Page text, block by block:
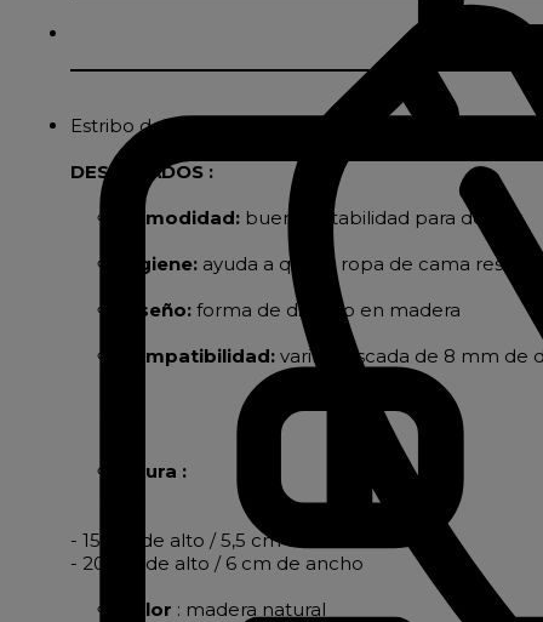
Estribo de madera diábolo
DESTACADOS :
Comodidad: buena estabilidad para dormir
Higiene: ayuda a que la ropa de cama
Diseño: forma de diábolo en madera
Compatibilidad: varilla roscada de 8 mm de
Altura :
- 15 cm de alto / 5,5 cm de ancho
- 20 cm de alto / 6 cm de ancho
Color : madera natural